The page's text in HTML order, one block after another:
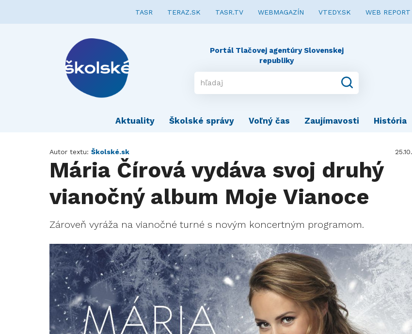
TASR TERAZ.SK TASR.TV WEBMAGAZÍN VTEDY.SK WEB REPORT
Portál Tlačovej agentúry Slovenskej
republiky
Aktuality Školské správy Voľný čas Zaujímavosti História
Autor textu: Školské.sk
Mária Čírová vydáva svoj druhý
vianočný album Moje Vianoce
Zároveň vyráža na vianočné turné s novým koncertným programom.